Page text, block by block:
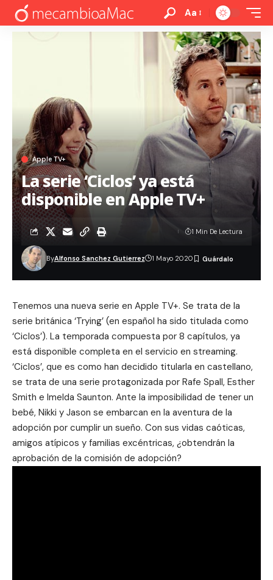
Aa
Apple TV+
La serie ‘Ciclos’ ya está
disponible en Apple TV+
ByAlfonso Sanchez Gutierrez 1 Mayo 2020
1 Min De Lectura
Tenemos una nueva serie en Apple TV+. Se trata de la
serie británica ‘Trying’ (en español ha sido titulada como
‘Ciclos’). La temporada compuesta por 8 capítulos, ya
está disponible completa en el servicio en streaming.
‘Ciclos’, que es como han decidido titularla en castellano,
se trata de una serie protagonizada por Rafe Spall, Esther
Smith e Imelda Saunton. Ante la imposibilidad de tener un
bebé, Nikki y Jason se embarcan en la aventura de la
adopción por cumplir un sueño. Con sus vidas caóticas,
amigos atípicos y familias excéntricas, ¿obtendrán la
aprobación de la comisión de adopción?